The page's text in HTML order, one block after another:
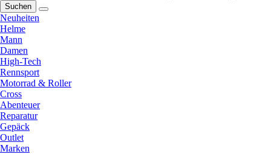
Suchen
Neuheiten
Helme
Mann
Damen
High-Tech
Rennsport
Motorrad & Roller
Cross
Abenteuer
Reparatur
Gepäck
Outlet
Marken